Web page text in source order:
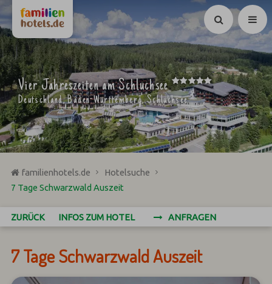
Suchen
Vier Jahreszeiten am Schluchsee *****
Deutschland, Baden-Württemberg, Schluchsee
familienhotels.de
Hotelsuche
7 Tage Schwarzwald Auszeit
ZURÜCK INFOS ZUM HOTEL ANFRAGEN
7 Tage Schwarzwald Auszeit